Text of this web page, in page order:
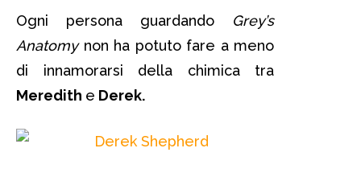
Ogni persona guardando Grey’s
Anatomynon ha potuto fare a meno
di innamorarsi della chimica tra
Meredith e Derek.